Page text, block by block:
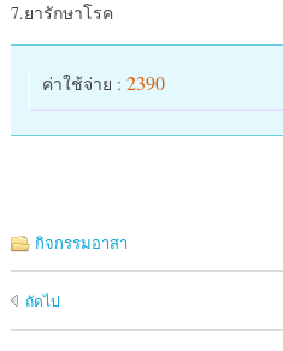
7.ยารักษาโรค
ค่าใช้จ่าย : 2390
กิจกรรมอาสา
ถัดไป